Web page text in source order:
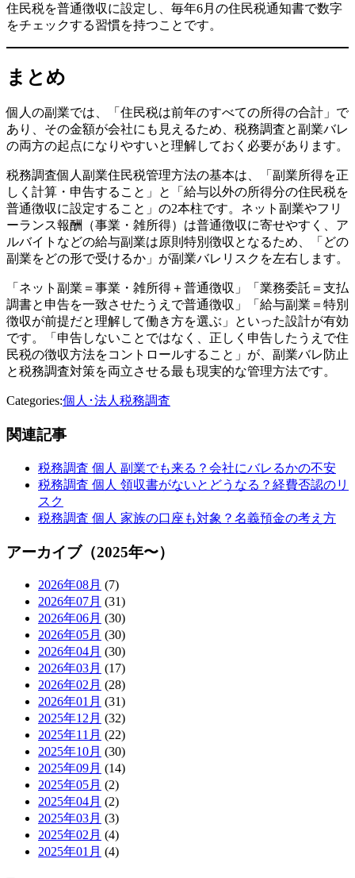
住民税を普通徴収に設定し、毎年6月の住民税通知書で数字
をチェックする習慣を持つことです。
まとめ
個人の副業では、「住民税は前年のすべての所得の合計」で
あり、その金額が会社にも見えるため、税務調査と副業バレ
の両方の起点になりやすいと理解しておく必要があります。
税務調査個人副業住民税管理方法の基本は、「副業所得を正
しく計算・申告すること」と「給与以外の所得分の住民税を
普通徴収に設定すること」の2本柱です。ネット副業やフリ
ーランス報酬（事業・雑所得）は普通徴収に寄せやすく、ア
ルバイトなどの給与副業は原則特別徴収となるため、「どの
副業をどの形で受けるか」が副業バレリスクを左右します。
「ネット副業＝事業・雑所得＋普通徴収」「業務委託＝支払
調書と申告を一致させたうえで普通徴収」「給与副業＝特別
徴収が前提だと理解して働き方を選ぶ」といった設計が有効
です。「申告しないことではなく、正しく申告したうえで住
民税の徴収方法をコントロールすること」が、副業バレ防止
と税務調査対策を両立させる最も現実的な管理方法です。
Categories:個人･法人税務調査
関連記事
税務調査 個人 副業でも来る？会社にバレるかの不安
税務調査 個人 領収書がないとどうなる？経費否認のリ
スク
税務調査 個人 家族の口座も対象？名義預金の考え方
アーカイブ（2025年〜）
2026年08月 (7)
2026年07月 (31)
2026年06月 (30)
2026年05月 (30)
2026年04月 (30)
2026年03月 (17)
2026年02月 (28)
2026年01月 (31)
2025年12月 (32)
2025年11月 (22)
2025年10月 (30)
2025年09月 (14)
2025年05月 (2)
2025年04月 (2)
2025年03月 (3)
2025年02月 (4)
2025年01月 (4)